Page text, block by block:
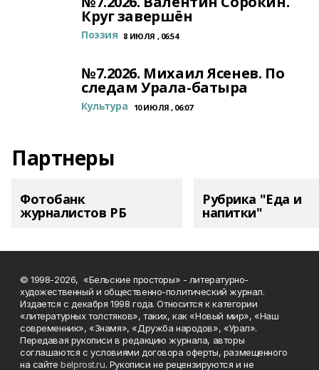
Круг завершён
Поэзия 8 ИЮЛЯ , 06:54
№7.2026. Михаил Ясенев. По
следам Урала-батыра
Культура 10 ИЮЛЯ , 06:07
Партнеры
Фотобанк
журналистов РБ
Рубрика "Еда и
напитки"
© 1998-2026, «Бельские просторы» - литературно-
художественный и общественно-политический журнал.
Издается с декабря 1998 года. Относится к категории
«литературных толстяков», таких, как «Новый мир», «Наш
современник», «Знамя», «Дружба народов», «Урал».
Передавая рукописи в редакцию журнала, авторы
соглашаются с условиями договора оферты, размещенного
на сайтеbelprost.ru. Рукописи не рецензируются и не